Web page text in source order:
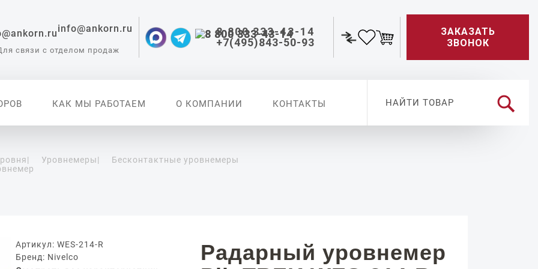
info@ankorn.ru
связи с отделом продаж
8 800 333-43-14
+7(495)843-50-93
ЗАКАЗАТЬ
ЗВОНОК
КАК МЫ РАБОТАЕМ О КОМПАНИИ КОНТАКТЫ
для
| Уровнемеры|
Бесконтактные уровнемеры
Артикул: WES-214-R
Бренд: Nivelco
Радарный уровнемер